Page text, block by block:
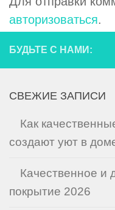
авторизоваться.
БУДЬТЕ С НАМИ:
СВЕЖИЕ ЗАПИСИ
Как
создают уют в
Качественное и
покрытие 2026